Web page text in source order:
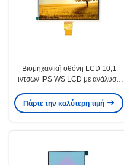
Βιομηχανική οθόνη LCD 10,1
ιντσών IPS WS LCD με ανάλυση
Πάρτε την καλύτερη τιμή